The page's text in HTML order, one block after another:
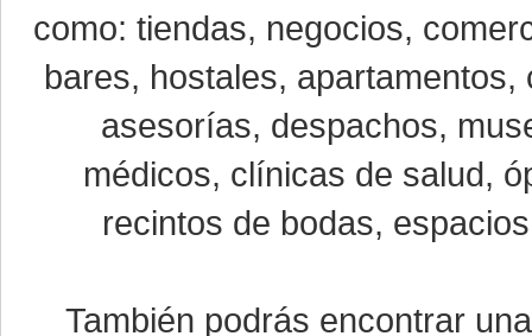
como: tiendas, negocios,
bares, hostales,
asesorías, despachos,
médicos, clínicas de salud,
recintos de bodas,
También podrás encontrar